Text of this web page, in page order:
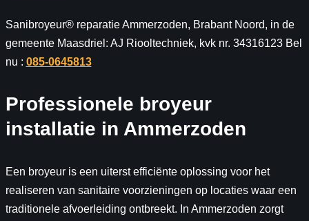
Sanibroyeur® reparatie Ammerzoden, Brabant Noord, in de
gemeente Maasdriel: AJ Riooltechniek, kvk nr. 34316123 Bel
nu : 085-0645813
Professionele broyeur
installatie in Ammerzoden
Een broyeur is een uiterst efficiënte oplossing voor het
realiseren van sanitaire voorzieningen op locaties waar een
traditionele afvoerleiding ontbreekt. In Ammerzoden zorgt